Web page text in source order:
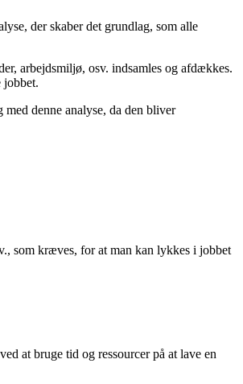
der skaber det grundlag, som alle
arbejdsmiljø, osv. indsamles og afdækkes.
jobbet.
denne analyse, da den bliver
som kræves, for at man kan lykkes i jobbet
at bruge tid og ressourcer på at lave en